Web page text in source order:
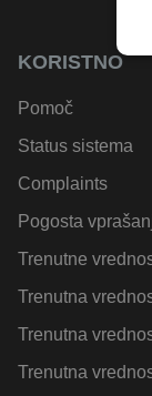
KORISTNO
Pomoč
Status sistema
Complaints
Pogosta
Trenutne
Trenutna
Trenutna
Trenutna